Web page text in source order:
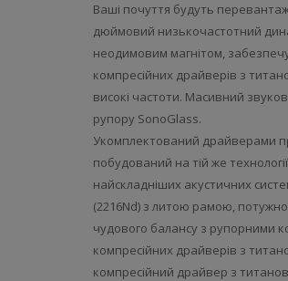
Ваші почуття будуть
дюймовий низькочастотний
неодимовим магнітом,
компресійних драйверів з
високі частоти. Масивний
рупору SonoGlass.
Укомплектований драйверами
побудований на тій же
найскладніших акустичних
(2216Nd) з литою рамою,
чудового балансу з рупорними
компресійних драйверів з
компресійний драйвер з